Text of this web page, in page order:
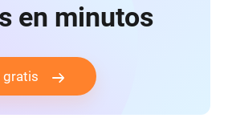
en minutos
gratis